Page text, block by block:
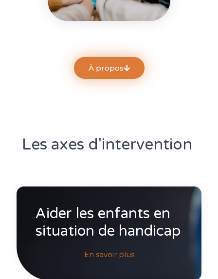
À propos
Les axes d'intervention
Aider les enfants en
situation de handicap
En savoir plus